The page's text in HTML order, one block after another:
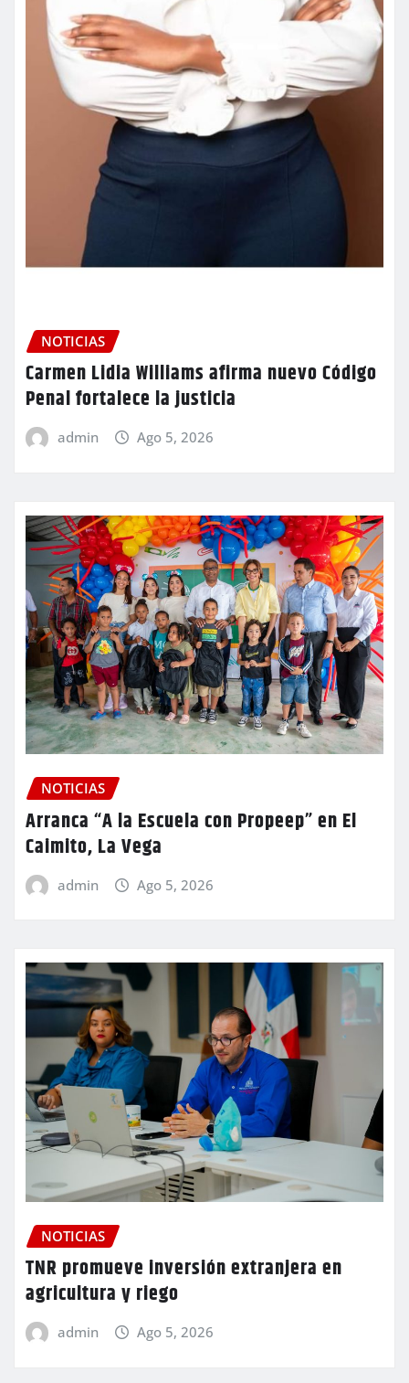
NOTICIAS
Carmen Lidia Williams afirma nuevo Código
Penal fortalece la justicia
admin Ago 5, 2026
NOTICIAS
Arranca “A la Escuela con Propeep” en El
Caimito, La Vega
admin Ago 5, 2026
NOTICIAS
TNR promueve inversión extranjera en
agricultura y riego
admin Ago 5, 2026